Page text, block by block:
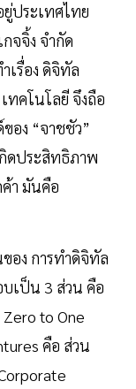
ประเทศไทย
จจิ้ง จำกัด
เรื่อง ดิจิทัล
ทคโนโลยี จึงถือ
อง “จาชชัว”
ดประสิทธิภาพ
า มันคือ
อง การทำดิจิทัล
เป็น 3 ส่วน คือ
to One
คือ ส่วน